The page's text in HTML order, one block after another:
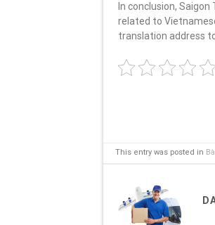
In conclusion,
related to
translation address
This entry was posted in